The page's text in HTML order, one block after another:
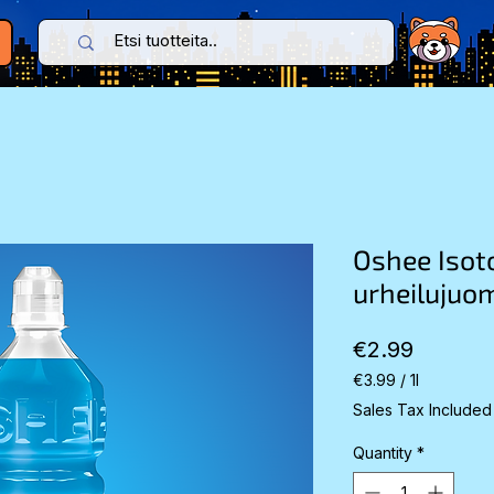
Oshee
€2.99
€3.99 / 1l
€3.99
per
1
Liter
Sales Tax Included
Quantity *